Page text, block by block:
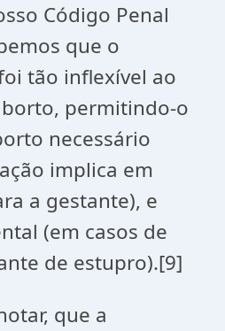
Código Penal
que o
tão inflexível ao
permitindo-o
necessário
implica em
a gestante), e
(em casos de
de estupro).[9]
que a